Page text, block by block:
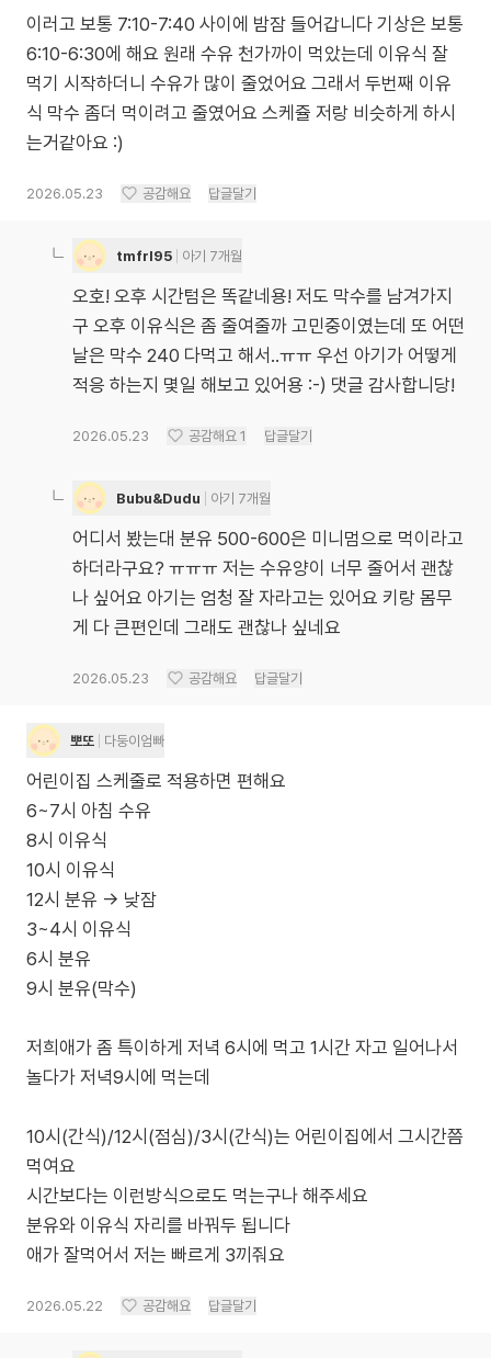
이러고 보통 7:10-7:40 사이에 밤잠 들어갑니다 기상은 보통
6:10-6:30에 해요 원래 수유 천가까이 먹았는데 이유식 잘
먹기 시작하더니 수유가 많이 줄었어요 그래서 두번째 이유
식 막수 좀더 먹이려고 줄였어요 스케쥴 저랑 비슷하게 하시
는거같아요 :)
2026.05.23 공감해요 답글달기
tmfrl95 아기 7개월
오호! 오후 시간텀은 똑같네용! 저도 막수를 남겨가지
구 오후 이유식은 좀 줄여줄까 고민중이였는데 또 어떤
날은 막수 240 다먹고 해서..ㅠㅠ 우선 아기가 어떻게
적응 하는지 몇일 해보고 있어용 :-) 댓글 감사합니당!
2026.05.23 공감해요 1 답글달기
Bubu&Dudu 아기 7개월
어디서 봤는대 분유 500-600은 미니멈으로 먹이라고
하더라구요? ㅠㅠㅠ 저는 수유양이 너무 줄어서 괜찮
나 싶어요 아기는 엄청 잘 자라고는 있어요 키랑 몸무
게 다 큰편인데 그래도 괜찮나 싶네요
2026.05.23 공감해요 답글달기
뽀또 다둥이엄빠
어린이집 스케줄로 적용하면 편해요
6~7시 아침 수유
8시 이유식
10시 이유식
12시 분유 -> 낮잠
3~4시 이유식
6시 분유
9시 분유(막수)
저희애가 좀 특이하게 저녁 6시에 먹고 1시간 자고 일어나서
놀다가 저녁9시에 먹는데
10시(간식)/12시(점심)/3시(간식)는 어린이집에서 그시간쯤
먹여요
시간보다는 이런방식으로도 먹는구나 해주세요
분유와 이유식 자리를 바꿔두 됩니다
애가 잘먹어서 저는 빠르게 3끼줘요
2026.05.22 공감해요 답글달기